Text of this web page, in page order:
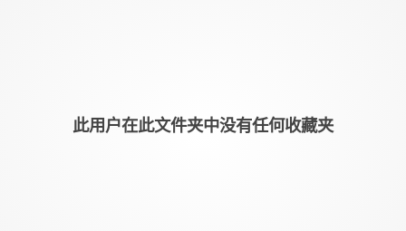
此用户在此文件夹中没有任何收藏夹